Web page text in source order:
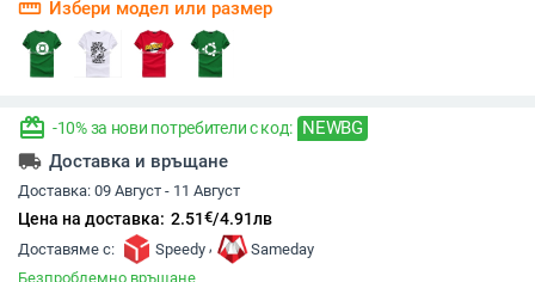
straighten Избери модел или размер
redeem -10% за нови потребители с код: NEWBG
local_shipping Доставка и връщане
Доставка: 09 Август - 11 Август
Цена на доставка: 2.51€/4.91лв
Доставяме с: Speedy ,
Sameday
Безпроблемно връщане